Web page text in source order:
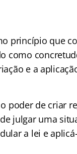
princípio que
como
e a
poder de criar
julgar uma
a lei e